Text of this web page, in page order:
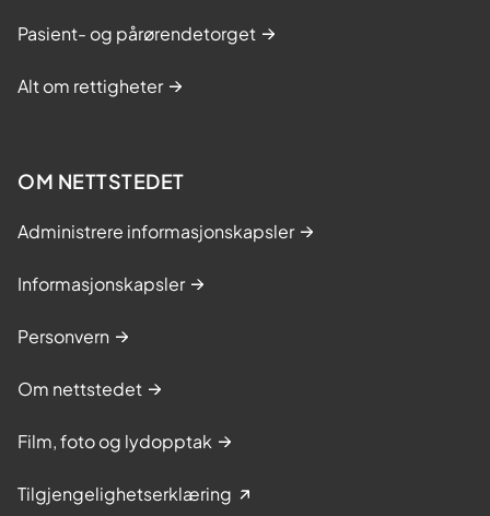
Pasient- og pårørendetorget
Alt om rettigheter
OM NETTSTEDET
Administrere informasjonskapsler
Informasjonskapsler
Personvern
Om nettstedet
Film, foto og lydopptak
Tilgjengelighetserklæring